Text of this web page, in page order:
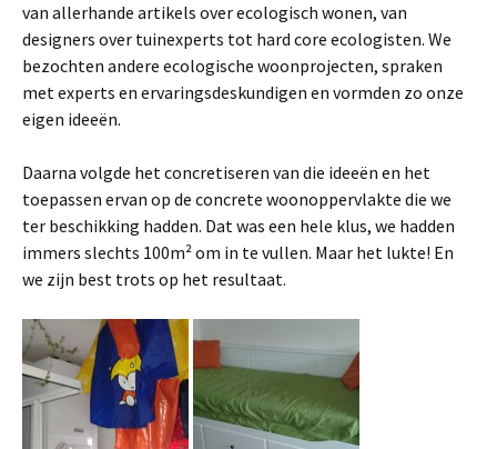
van allerhande artikels over ecologisch wonen, van
designers over tuinexperts tot hard core ecologisten. We
bezochten andere ecologische woonprojecten, spraken
met experts en ervaringsdeskundigen en vormden zo onze
eigen ideeën.
Daarna volgde het concretiseren van die ideeën en het
toepassen ervan op de concrete woonoppervlakte die we
ter beschikking hadden. Dat was een hele klus, we hadden
immers slechts 100m² om in te vullen. Maar het lukte! En
we zijn best trots op het resultaat.